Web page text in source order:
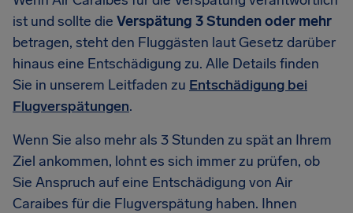
ist und sollte die Verspätung 3 Stunden oder mehr
betragen, steht den Fluggästen laut Gesetz darüber
hinaus eine Entschädigung zu. Alle Details finden
Sie in unserem Leitfaden zu Entschädigung bei
Flugverspätungen.
Wenn Sie also mehr als 3 Stunden zu spät an Ihrem
Ziel ankommen, lohnt es sich immer zu prüfen, ob
Sie Anspruch auf eine Entschädigung von Air
Caraibes für die Flugverspätung haben. Ihnen